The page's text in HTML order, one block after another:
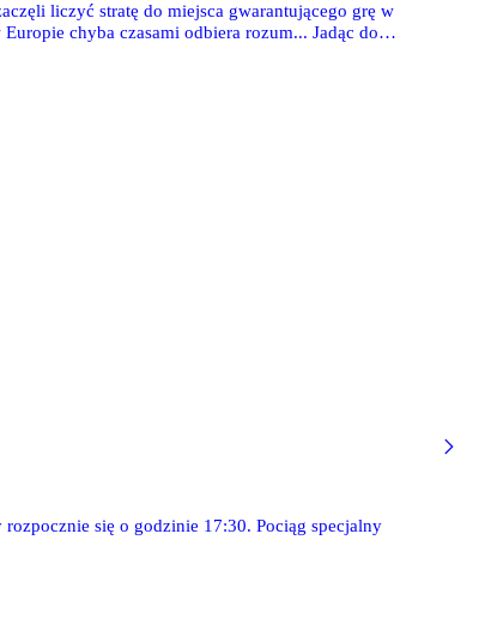
liczyć stratę do miejsca gwarantującego grę w
chyba czasami odbiera rozum... Jadąc do
się o godzinie 17:30. Pociąg specjalny